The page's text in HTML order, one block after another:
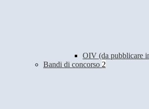
OIV (da pubblicare
Bandi di concorso 2